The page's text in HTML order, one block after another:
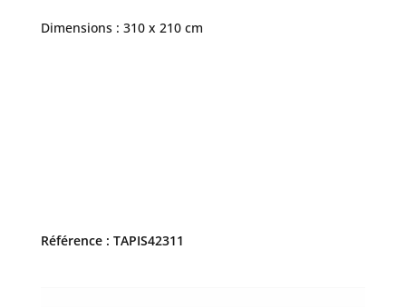
Dimensions : 310 x 210 cm
Référence : TAPIS42311